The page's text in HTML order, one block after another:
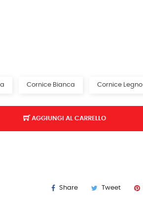
Cornice Bianca Cornice Legno
AGGIUNGI AL CARRELLO
Share Tweet